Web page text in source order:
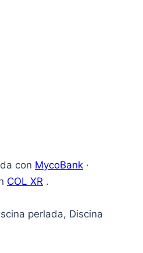
con MycoBank ·
COL XR .
perlada, Discina